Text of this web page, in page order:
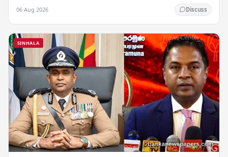
06 Aug 2026 Discuss
SINHALA